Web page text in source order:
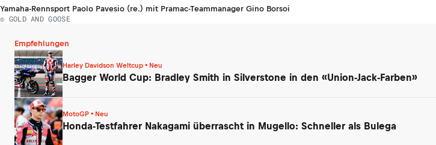
Yamaha-Rennsport Paolo Pavesio (re.) mit Pramac-Teammanager Gino Borsoi
© GOLD AND GOOSE
Empfehlungen
Harley Davidson Weltcup • Neu
Bagger World Cup: Bradley Smith in Silverstone in den «Union-Jack-Farben»
MotoGP • Neu
Honda-Testfahrer Nakagami überrascht in Mugello: Schneller als Bulega